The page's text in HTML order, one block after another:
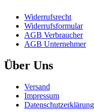
Widerrufs­recht
Widerrufs­formular
AGB Verbraucher
AGB Unternehmer
Über Uns
Versand
Impressum
Daten­schutz­erklärung